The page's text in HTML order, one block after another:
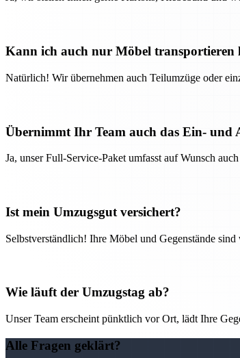
Kann ich auch nur Möbel transportieren
Natürlich! Wir übernehmen auch Teilumzüge oder
Übernimmt Ihr Team auch das Ein- und
Ja, unser Full-Service-Paket umfasst auf Wunsch
Ist mein Umzugsgut versichert?
Selbstverständlich! Ihre Möbel und Gegenstände
Wie läuft der Umzugstag ab?
Unser Team erscheint pünktlich vor Ort, lädt Ihre
Alle Fragen geklärt?